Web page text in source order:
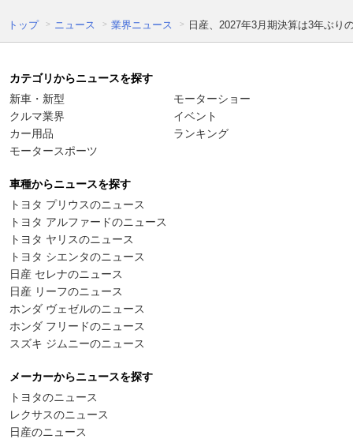
トップ ニュース 業界ニュース 日産、2027年3月期決算は3年ぶ
カテゴリからニュースを探す
新車・新型
クルマ業界
カー用品
モータースポーツ
モーターショー
イベント
ランキング
車種からニュースを探す
トヨタ プリウスのニュース
トヨタ アルファードのニュース
トヨタ ヤリスのニュース
トヨタ シエンタのニュース
日産 セレナのニュース
日産 リーフのニュース
ホンダ ヴェゼルのニュース
ホンダ フリードのニュース
スズキ ジムニーのニュース
メーカーからニュースを探す
トヨタのニュース
レクサスのニュース
日産のニュース